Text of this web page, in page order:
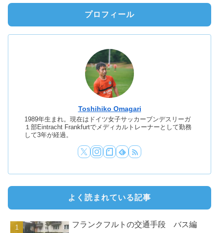
プロフィール
Toshihiko Omagari
1989年生まれ。現在はドイツ女子サッカーブンデスリーガ
１部Eintracht Frankfurtでメディカルトレーナーとして勤務
して3年が経過。
よく読まれている記事
フランクフルトの交通手段 バス編